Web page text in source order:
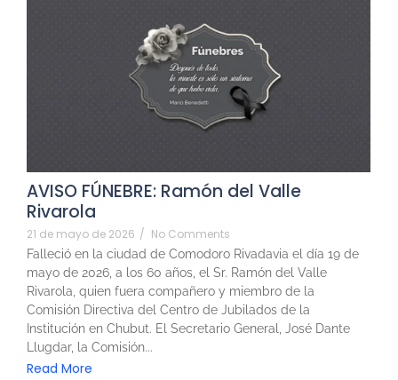
AVISO FÚNEBRE: Ramón del Valle
Rivarola
21 de mayo de 2026 / No Comments
Falleció en la ciudad de Comodoro Rivadavia el día 19 de
mayo de 2026, a los 60 años, el Sr. Ramón del Valle
Rivarola, quien fuera compañero y miembro de la
Comisión Directiva del Centro de Jubilados de la
Institución en Chubut. El Secretario General, José Dante
Llugdar, la Comisión...
Read More